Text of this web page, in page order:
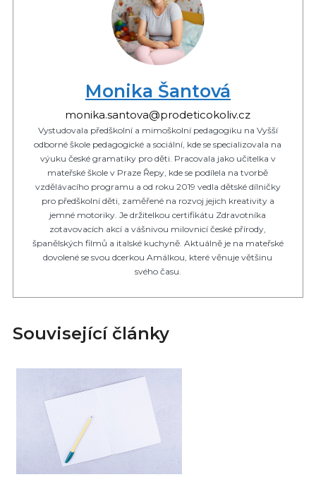
Monika Šantová
monika.santova@prodeticokoliv.cz
Vystudovala předškolní a mimoškolní pedagogiku na Vyšší
odborné škole pedagogické a sociální, kde se specializovala na
výuku české gramatiky pro děti. Pracovala jako učitelka v
mateřské škole v Praze Řepy, kde se podílela na tvorbě
vzdělávacího programu a od roku 2019 vedla dětské dílničky
pro předškolní děti, zaměřené na rozvoj jejich kreativity a
jemné motoriky. Je držitelkou certifikátu Zdravotníka
zotavovacích akcí a vášnivou milovnicí české přírody,
španělských filmů a italské kuchyně. Aktuálně je na mateřské
dovolené se svou dcerkou Amálkou, které věnuje většinu
svého času.
Související články